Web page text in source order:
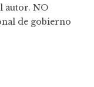
autor. NO
de gobierno